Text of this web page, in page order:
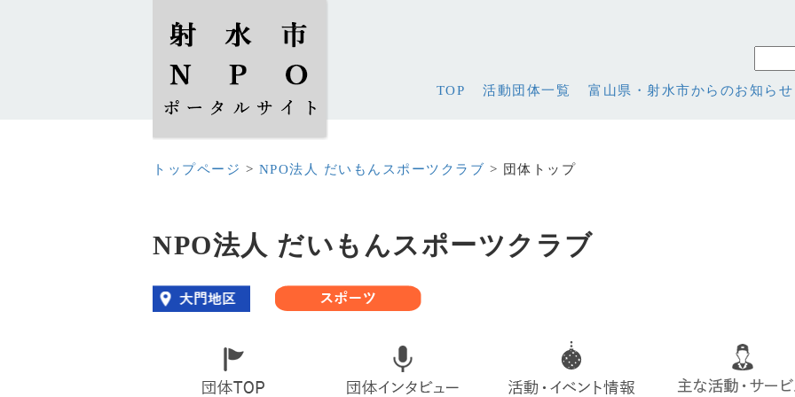
TOP 活動団体一覧 富山県・射水市からのお知らせ
トップページ > NPO法人 だいもんスポーツクラブ > 団体トップ
NPO法人 だいもんスポーツクラブ